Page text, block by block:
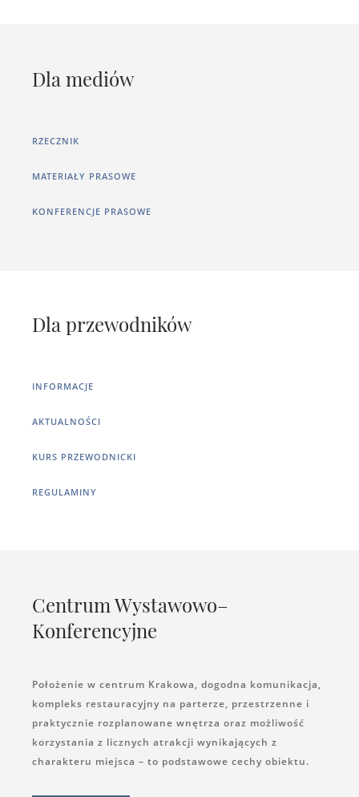
Dla mediów
RZECZNIK
MATERIAŁY PRASOWE
KONFERENCJE PRASOWE
Dla przewodników
INFORMACJE
AKTUALNOŚCI
KURS PRZEWODNICKI
REGULAMINY
Centrum Wystawowo–
Konferencyjne
Położenie w centrum Krakowa, dogodna komunikacja,
kompleks restauracyjny na parterze, przestrzenne i
praktycznie rozplanowane wnętrza oraz możliwość
korzystania z licznych atrakcji wynikających z
charakteru miejsca – to podstawowe cechy obiektu.